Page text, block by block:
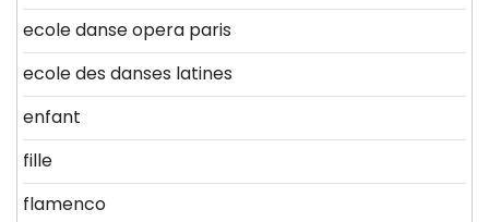
ecole danse opera paris
ecole des danses latines
enfant
fille
flamenco